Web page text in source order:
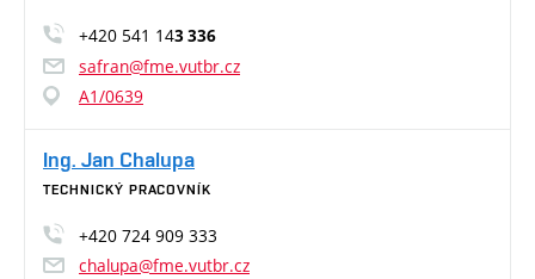
+420 541 143 336
safran@fme.vutbr.cz
A1/0639
Ing. Jan Chalupa
TECHNICKÝ PRACOVNÍK
+420 724 909 333
chalupa@fme.vutbr.cz